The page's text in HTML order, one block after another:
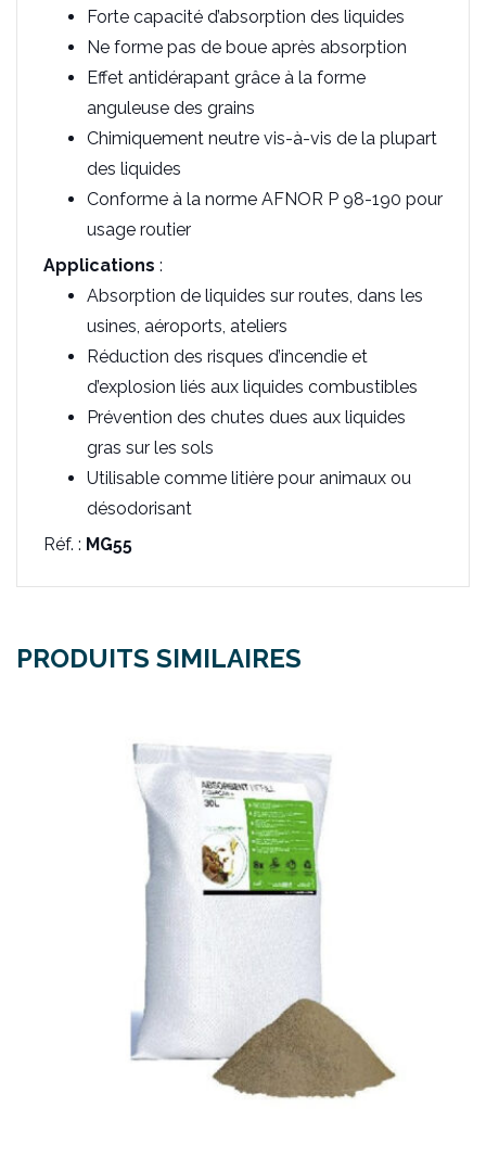
Forte capacité d’absorption des liquides
Ne forme pas de boue après absorption
Effet antidérapant grâce à la forme
anguleuse des grains
Chimiquement neutre vis-à-vis de la plupart
des liquides
Conforme à la norme AFNOR P 98-190 pour
usage routier
Applications :
Absorption de liquides sur routes, dans les
usines, aéroports, ateliers
Réduction des risques d’incendie et
d’explosion liés aux liquides combustibles
Prévention des chutes dues aux liquides
gras sur les sols
Utilisable comme litière pour animaux ou
désodorisant
Réf. : MG55
PRODUITS SIMILAIRES